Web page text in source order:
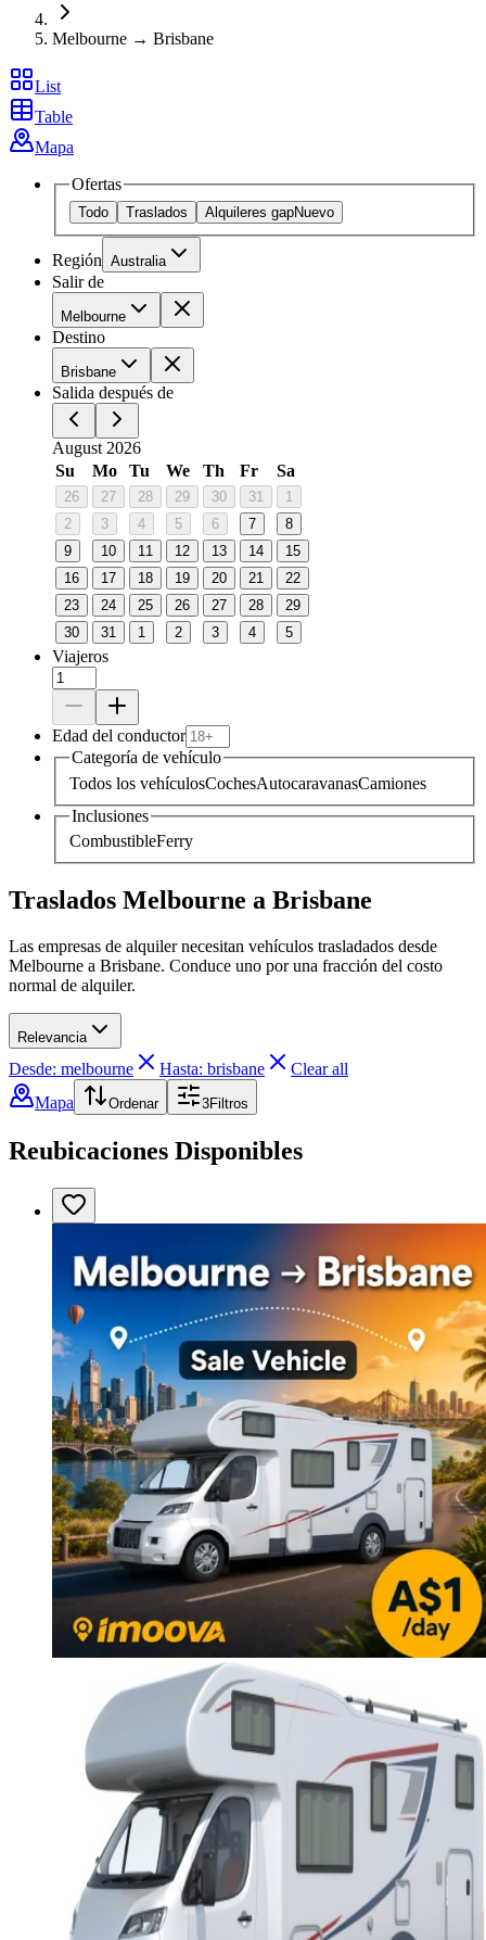
Melbourne → Brisbane
List
Table
Mapa
Ofertas
Todo Traslados Alquileres gapNuevo
Región Australia
Salir de
Melbourne
Destino
Brisbane
Salida después de
August 2026
Su
Mo Tu We Th Fr Sa
26 27 28 29 30 31
1
2
3 4 5 6 7
8
9
10 11 12 13 14
15
16
17 18 19 20 21
22
23
24 25 26 27 28
29
30
31 1 2 3 4 5
Viajeros
Edad del conductor
Categoría de vehículo
Todos los vehículosCochesAutocaravanasCamiones
Inclusiones
CombustibleFerry
Traslados Melbourne a Brisbane
Las empresas de alquiler necesitan vehículos trasladados desde
Melbourne a Brisbane. Conduce uno por una fracción del costo
normal de alquiler.
Relevancia
Desde: melbourne Hasta: brisbane
Clear all
Mapa
Ordenar 3Filtros
Reubicaciones Disponibles